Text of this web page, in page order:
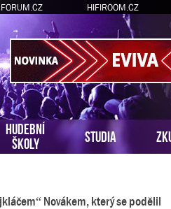
HIFIROOM.CZ
HUDEBNÍ
ŠKOLY
STUDIA
Novákem, který se podělil